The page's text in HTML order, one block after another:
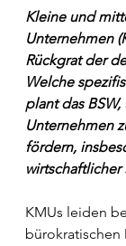
Kleine und
Unternehmen
Rückgrat der
Welche
plant das
Unternehmen
fördern,
wirtschaftlicher
KMUs leiden
bürokratischen